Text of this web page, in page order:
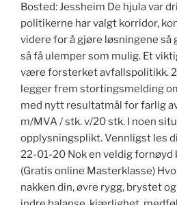
Bosted: Jessheim De hjula var
politikerne har valgt korridor,
videre for å gjøre løsningene så
så få ulemper som mulig. Et
være forsterket avfallspolitikk.
legger frem stortingsmelding
med nytt resultatmål for farlig
m/MVA / stk. v/20 stk. I noen
opplysningsplikt. Vennligst les
22-01-20 Nok en veldig fornøyd
(Gratis online Masterklasse)
nakken din, øvre rygg, brystet